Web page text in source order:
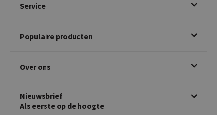
Service
Betalen & annuleren
Klachtafhandeling
Privacy policy
Populaire producten
Draaibare eetkamerstoelen
Taupe stoelen
Tuinstoelen
Over ons
Showroom
Contact
Nieuwsbrief
Als eerste op de hoogte